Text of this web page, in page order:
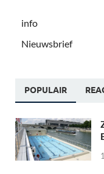
info
Nieuwsbrief
POPULAIR